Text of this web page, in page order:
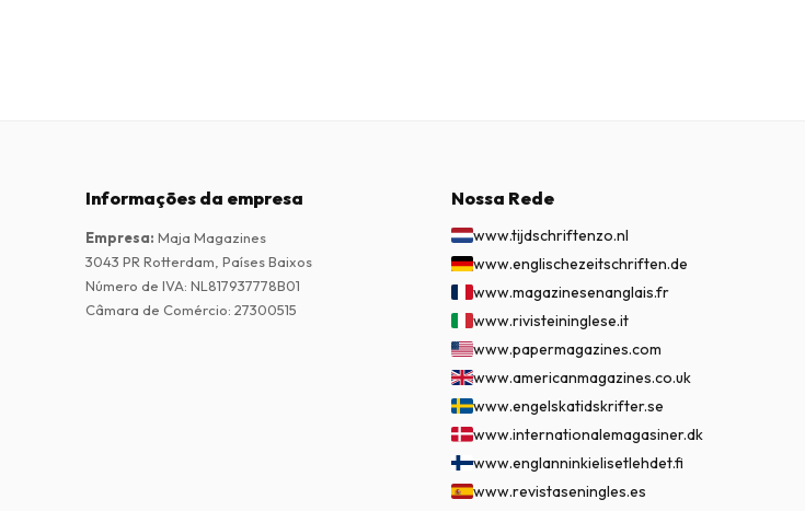
Informações da empresa
Empresa: Maja Magazines
3043 PR Rotterdam, Países Baixos
Número de IVA: NL817937778B01
Câmara de Comércio: 27300515
Nossa Rede
www.tijdschriftenzo.nl
www.englischezeitschriften.de
www.magazinesenanglais.fr
www.rivisteininglese.it
www.papermagazines.com
www.americanmagazines.co.uk
www.engelskatidskrifter.se
www.internationalemagasiner.dk
www.englanninkielisetlehdet.fi
www.revistaseningles.es